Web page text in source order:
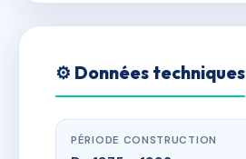
⚙️ Données techniques
PÉRIODE CONSTRUCTION